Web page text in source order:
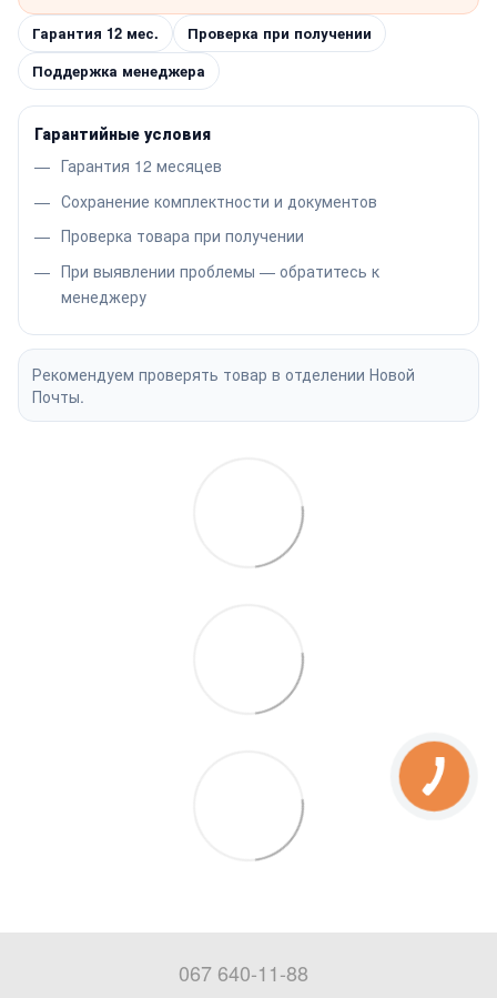
Гарантия 12 мес.
Проверка при получении
Поддержка менеджера
Гарантийные условия
Гарантия 12 месяцев
Сохранение комплектности и документов
Проверка товара при получении
При выявлении проблемы — обратитесь к
менеджеру
Рекомендуем проверять товар в отделении Новой
Почты.
067 640-11-88